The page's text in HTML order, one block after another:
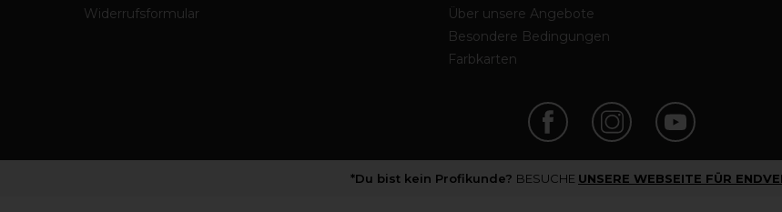
Widerrufsformular
Über unsere Angebote
Besondere Bedingungen
Farbkarten
*Du bist kein Profikunde? BESUCHE UNSERE WEBSEITE FÜR